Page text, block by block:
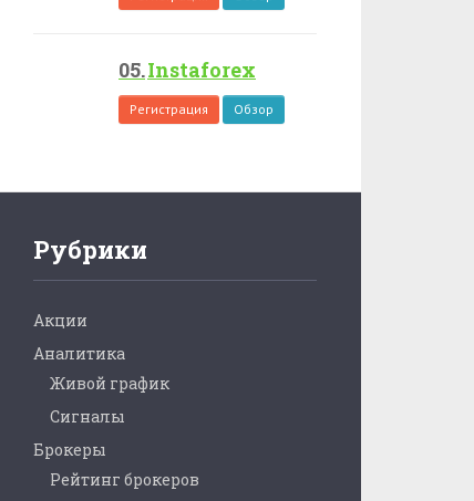
Instaforex
Регистрация Обзор
Рубрики
Акции
Аналитика
Живой график
Сигналы
Брокеры
Рейтинг брокеров